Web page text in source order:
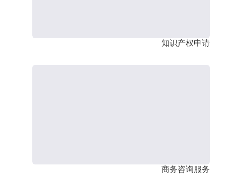
知识产权申请
商务咨询服务